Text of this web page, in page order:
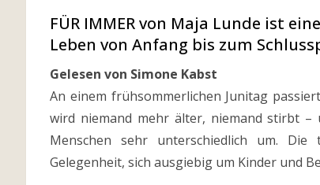
FÜR IMMER von Maja Lunde ist
Leben von Anfang bis zum
Gelesen von Simone Kabst
An einem frühsommerlichen Junitag
wird niemand mehr älter, niemand stirbt
Menschen sehr unterschiedlich um.
Gelegenheit, sich ausgiebig um Kinder und